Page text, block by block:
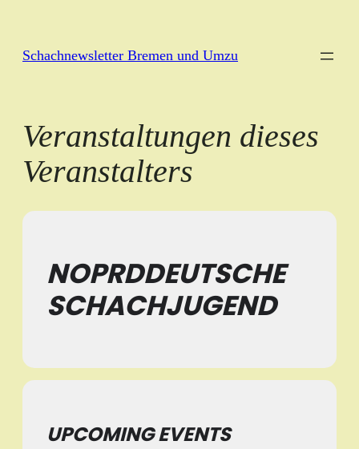
Schachnewsletter Bremen und Umzu
Veranstaltungen dieses
Veranstalters
NOPRDDEUTSCHE
SCHACHJUGEND
UPCOMING EVENTS